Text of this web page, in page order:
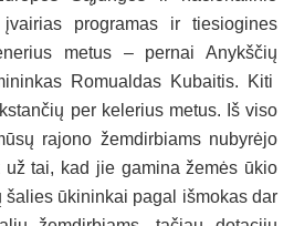
programas ir tiesiogines
metus – pernai Anykščių
Romualdas Kubaitis. Kiti
per kelerius metus. Iš viso
rajono žemdirbiams nubyrėjo
tai, kad jie gamina žemės ūkio
šalies ūkininkai pagal išmokas dar